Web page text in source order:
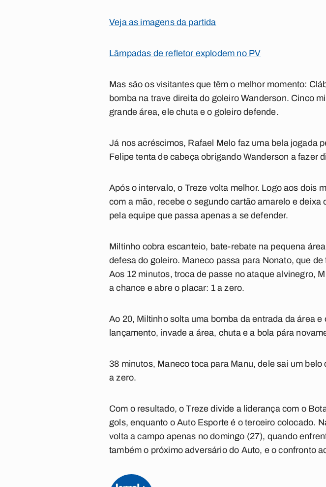
Veja as imagens da partida
Lâmpadas de refletor explodem no PV
Mas são os visitantes que têm o melhor momento:
bomba na trave direita do goleiro Wanderson. Cinco
grande área, ele chuta e o goleiro defende.
Já nos acréscimos, Rafael Melo faz uma bela jogada
Felipe tenta de cabeça obrigando Wanderson a fazer
Após o intervalo, o Treze volta melhor. Logo aos dois
com a mão, recebe o segundo cartão amarelo e
pela equipe que passa apenas a se defender.
Miltinho cobra escanteio, bate-rebate na pequena
defesa do goleiro. Maneco passa para Nonato, que
Aos 12 minutos, troca de passe no ataque alvinegro,
a chance e abre o placar: 1 a zero.
Ao 20, Miltinho solta uma bomba da entrada da área
lançamento, invade a área, chuta e a bola pára
38 minutos, Maneco toca para Manu, dele sai um
a zero.
Com o resultado, o Treze divide a liderança com o
gols, enquanto o Auto Esporte é o terceiro colocado.
volta a campo apenas no domingo (27), quando
também o próximo adversário do Auto, e o confronto